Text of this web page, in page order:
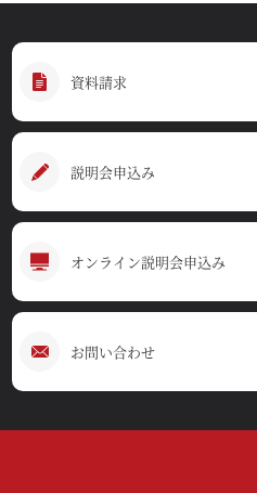
資料請求
説明会申込み
オンライン説明会申込み
お問い合わせ